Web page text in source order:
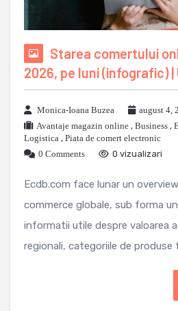
Starea comertului
2026, pe luni (infografic) |
Monica-Ioana Buzea
august 4,
Avantaje magazin online , Business ,
Logistica , Piata de comert electronic
0 Comments
0 vizualizari
Ecdb.com face lunar un
commerce globale, sub forma
informatii utile despre valoarea
regionali, categoriile de produse